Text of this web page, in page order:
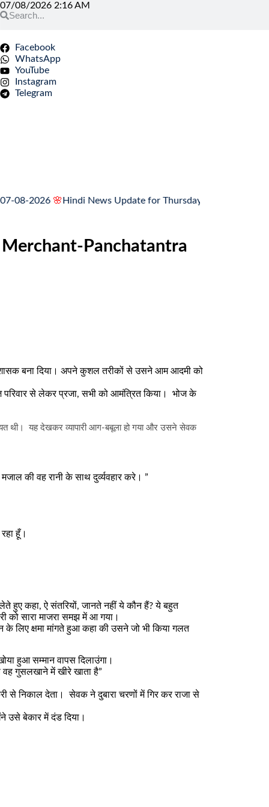
07/08/2026 2:16 AM
Facebook
WhatsApp
YouTube
Instagram
Telegram
2026🌸Hindi News Update for Thursday, August 6, 2026
Merchant-Panchatantra
बना दिया। अपने कुशल तरीकों से उसने आम आदमी को
से लेकर प्रजा,सभी को आमंत्रित किया। भोज के
थी। यह देखकर व्यापारी आग-बबूला हो गया और उसने सेवक
की वह रानी के साथ दुर्व्यवहार करे। ”
हूँ।
हुए कहा,ऐ संतरियों,जानते नहीं ये कौन हैं?ये बहुत
को सारा माजरा समझ में आ गया।
लिए क्षमा मांगते हुआ कहा की उसने जो भी किया गलत
हुआ सम्मान वापस दिलाउंगा।
वह गुसलखाने में खीरे खाता है”
से निकाल देता। सेवक ने दुबारा चरणों में गिर कर राजा से
उसे बेकार में दंड दिया।